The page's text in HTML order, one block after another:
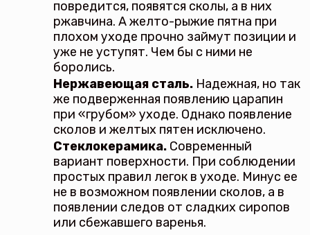
повредится, появятся сколы, а в них
ржавчина. А желто-рыжие пятна при
плохом уходе прочно займут позиции и
уже не уступят. Чем бы с ними не
боролись.
Нержавеющая сталь.Надежная, но так
же подверженная появлению царапин
при «грубом» уходе. Однако появление
сколов и желтых пятен исключено.
Стеклокерамика.Современный
вариант поверхности. При соблюдении
простых правил легок в уходе. Минус ее
не в возможном появлении сколов, а в
появлении следов от сладких сиропов
или сбежавшего варенья.